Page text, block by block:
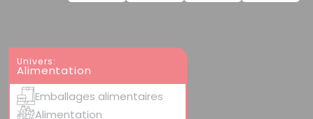
Univers:
Alimentation
Emballages alimentaires
Alimentation